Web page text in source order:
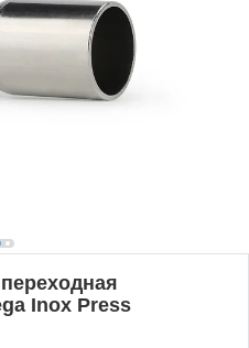
Inox Press